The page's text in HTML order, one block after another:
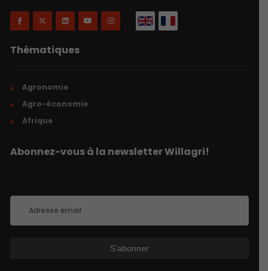
Thématiques
Agronomie
Agro-économie
Afrique
Abonnez-vous à la newsletter Willagri!